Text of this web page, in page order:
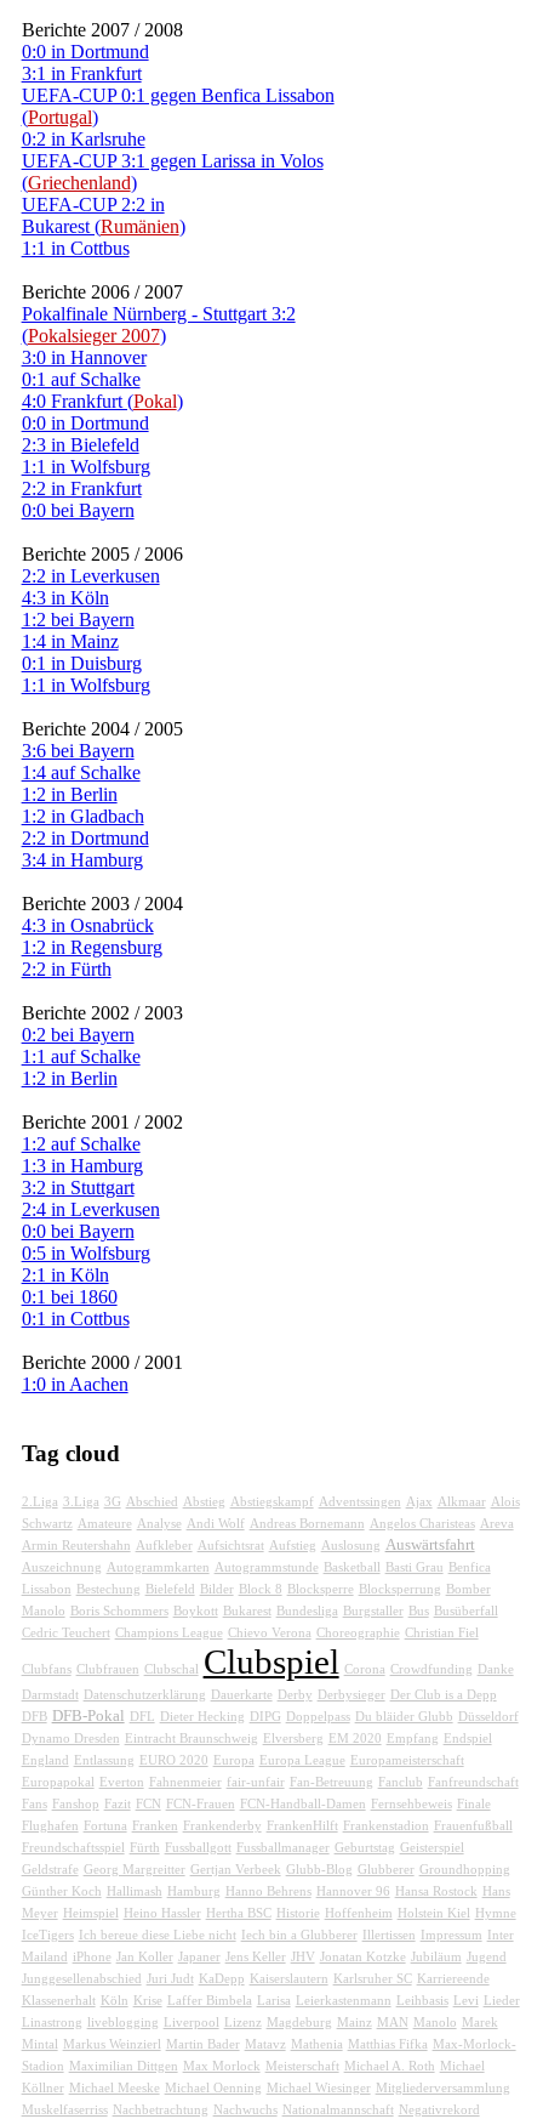
Berichte 2007 / 2008
0:0 in Dortmund
3:1 in Frankfurt
UEFA-CUP 0:1 gegen Benfica Lissabon
(Portugal)
0:2 in Karlsruhe
UEFA-CUP 3:1 gegen Larissa in Volos
(Griechenland)
UEFA-CUP 2:2 in
Bukarest (Rumänien)
1:1 in Cottbus
Berichte 2006 / 2007
Pokalfinale Nürnberg - Stuttgart 3:2
(Pokalsieger 2007)
3:0 in Hannover
0:1 auf Schalke
4:0 Frankfurt (Pokal)
0:0 in Dortmund
2:3 in Bielefeld
1:1 in Wolfsburg
2:2 in Frankfurt
0:0 bei Bayern
Berichte 2005 / 2006
2:2 in Leverkusen
4:3 in Köln
1:2 bei Bayern
1:4 in Mainz
0:1 in Duisburg
1:1 in Wolfsburg
Berichte 2004 / 2005
3:6 bei Bayern
1:4 auf Schalke
1:2 in Berlin
1:2 in Gladbach
2:2 in Dortmund
3:4 in Hamburg
Berichte 2003 / 2004
4:3 in Osnabrück
1:2 in Regensburg
2:2 in Fürth
Berichte 2002 / 2003
0:2 bei Bayern
1:1 auf Schalke
1:2 in Berlin
Berichte 2001 / 2002
1:2 auf Schalke
1:3 in Hamburg
3:2 in Stuttgart
2:4 in Leverkusen
0:0 bei Bayern
0:5 in Wolfsburg
2:1 in Köln
0:1 bei 1860
0:1 in Cottbus
Berichte 2000 / 2001
1:0 in Aachen
Tag cloud
2.Liga 3.Liga 3G Abschied Abstieg Abstiegskampf Adventssingen Ajax Alkmaar Alois
Schwartz Amateure Analyse Andi Wolf Andreas Bornemann Angelos Charisteas Areva
Armin Reutershahn Aufkleber Aufsichtsrat Aufstieg Auslosung Auswärtsfahrt
Auszeichnung Autogrammkarten Autogrammstunde Basketball Basti Grau
Benfica
Lissabon
Bestechung Bielefeld Bilder Block 8 Blocksperre Blocksperrung
Bomber
Manolo
Boris Schommers Boykott Bukarest Bundesliga Burgstaller Bus
Busüberfall
Cedric Teuchert Champions League Chievo Verona Choreographie Christian Fiel
Clubfans Clubfrauen Clubschal Clubspiel Corona Crowdfunding
Danke
Darmstadt
Datenschutzerklärung Dauerkarte Derby Derbysieger
Der Club is a Depp
DFB
DFB-Pokal DFL Dieter Hecking DIPG Doppelpass Du bläider Glubb
Düsseldorf
Dynamo Dresden
Eintracht Braunschweig Elversberg EM 2020 Empfang
Endspiel
England
Entlassung EURO 2020 Europa Europa League
Europameisterschaft
Europapokal
Everton Fahnenmeier fair-unfair Fan-Betreuung Fanclub
Fanfreundschaft
Fans
Fanshop Fazit FCN FCN-Frauen FCN-Handball-Damen Fernsehbeweis
Finale
Flughafen
Fortuna Franken Frankenderby FrankenHilft Frankenstadion
Frauenfußball
Freundschaftsspiel
Fürth Fussballgott Fussballmanager Geburtstag Geisterspiel
Geldstrafe Georg Margreitter Gertjan Verbeek Glubb-Blog Glubberer Groundhopping
Günther Koch
Hallimash Hamburg Hanno Behrens Hannover 96 Hansa Rostock
Hans
Meyer
Heimspiel Heino Hassler Hertha BSC Historie Hoffenheim Holstein Kiel
Hymne
IceTigers
Ich bereue diese Liebe nicht Iech bin a Glubberer Illertissen Impressum
Inter
Mailand
iPhone Jan Koller Japaner Jens Keller JHV Jonatan Kotzke Jubiläum Jugend
Junggesellenabschied
Juri Judt KaDepp Kaiserslautern Karlsruher SC
Karriereende
Klassenerhalt
Köln Krise Laffer Bimbela Larisa Leierkastenmann Leihbasis Levi
Lieder
Linastrong
liveblogging Liverpool Lizenz Magdeburg Mainz MAN Manolo
Marek
Mintal
Markus Weinzierl Martin Bader Matavz Mathenia Matthias Fifka
Max-Morlock-
Stadion
Maximilian Dittgen Max Morlock Meisterschaft Michael A. Roth
Michael
Köllner Michael Meeske Michael Oenning Michael Wiesinger Mitgliederversammlung
Muskelfaserriss Nachbetrachtung Nachwuchs Nationalmannschaft Negativrekord